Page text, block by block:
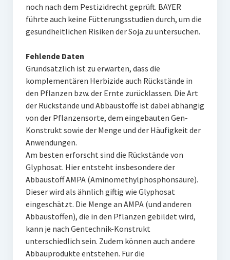
noch nach dem Pestizidrecht geprüft. BAYER
führte auch keine Fütterungsstudien durch, um die
gesundheitlichen Risiken der Soja zu untersuchen.
Fehlende Daten
Grundsätzlich ist zu erwarten, dass die
komplementären Herbizide auch Rückstände in
den Pflanzen bzw. der Ernte zurücklassen. Die Art
der Rückstände und Abbaustoffe ist dabei abhängig
von der Pflanzensorte, dem eingebauten Gen-
Konstrukt sowie der Menge und der Häufigkeit der
Anwendungen.
Am besten erforscht sind die Rückstände von
Glyphosat. Hier entsteht insbesondere der
Abbaustoff AMPA (Aminomethylphosphonsäure).
Dieser wird als ähnlich giftig wie Glyphosat
eingeschätzt. Die Menge an AMPA (und anderen
Abbaustoffen), die in den Pflanzen gebildet wird,
kann je nach Gentechnik-Konstrukt
unterschiedlich sein. Zudem können auch andere
Abbauprodukte entstehen. Für die